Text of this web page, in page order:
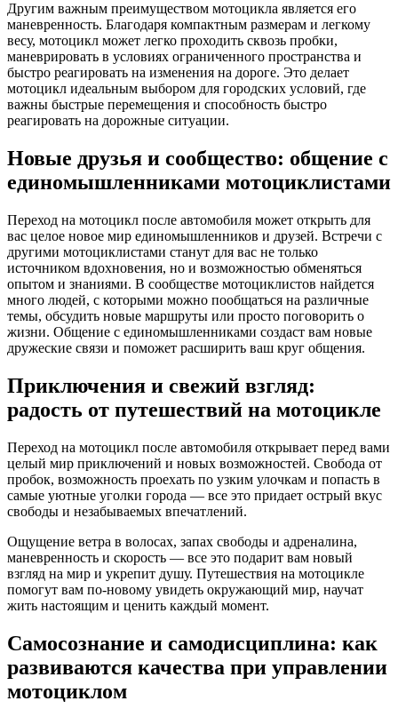
Другим важным преимуществом мотоцикла является его
маневренность. Благодаря компактным размерам и легкому
весу, мотоцикл может легко проходить сквозь пробки,
маневрировать в условиях ограниченного пространства и
быстро реагировать на изменения на дороге. Это делает
мотоцикл идеальным выбором для городских условий, где
важны быстрые перемещения и способность быстро
реагировать на дорожные ситуации.
Новые друзья и сообщество: общение с
единомышленниками мотоциклистами
Переход на мотоцикл после автомобиля может открыть для
вас целое новое мир единомышленников и друзей. Встречи с
другими мотоциклистами станут для вас не только
источником вдохновения, но и возможностью обменяться
опытом и знаниями. В сообществе мотоциклистов найдется
много людей, с которыми можно пообщаться на различные
темы, обсудить новые маршруты или просто поговорить о
жизни. Общение с единомышленниками создаст вам новые
дружеские связи и поможет расширить ваш круг общения.
Приключения и свежий взгляд:
радость от путешествий на мотоцикле
Переход на мотоцикл после автомобиля открывает перед вами
целый мир приключений и новых возможностей. Свобода от
пробок, возможность проехать по узким улочкам и попасть в
самые уютные уголки города — все это придает острый вкус
свободы и незабываемых впечатлений.
Ощущение ветра в волосах, запах свободы и адреналина,
маневренность и скорость — все это подарит вам новый
взгляд на мир и укрепит душу. Путешествия на мотоцикле
помогут вам по-новому увидеть окружающий мир, научат
жить настоящим и ценить каждый момент.
Самосознание и самодисциплина: как
развиваются качества при управлении
мотоциклом